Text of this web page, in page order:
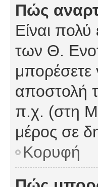
Πώς
Είναι
των Θ.
μπορέσετε
αποστολή
π.χ. (στη
μέρος σε
Κορυφή